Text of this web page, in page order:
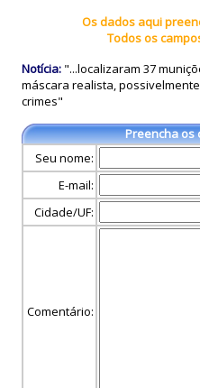
Os dados aqui
Todos os
Notícia: "...localizaram 37
máscara realista,
crimes"
Preencha os
Seu nome:
E-mail:
Cidade/UF:
Comentário: